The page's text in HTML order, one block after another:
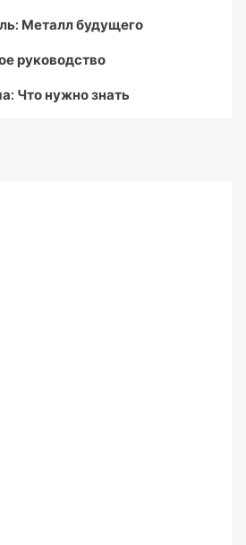
Металл будущего
руководство
Что нужно знать